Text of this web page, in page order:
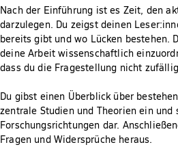
Nach der Einführung ist es Zeit, den
darzulegen. Du zeigst deinen
bereits gibt und wo Lücken bestehen.
deine Arbeit wissenschaftlich
dass du die Fragestellung nicht
Du gibst einen Überblick über
zentrale Studien und Theorien ein
Forschungsrichtungen dar.
Fragen und Widersprüche heraus.